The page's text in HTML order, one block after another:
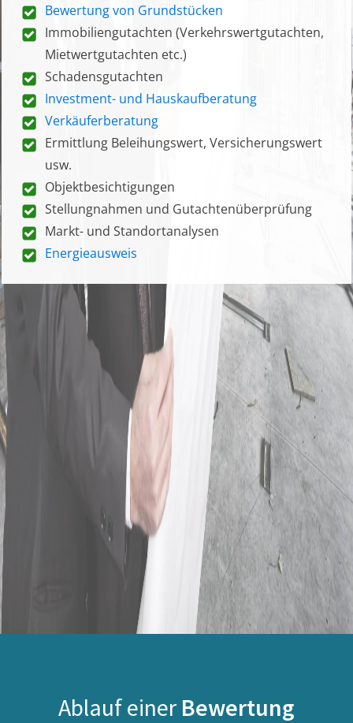
Bewertung von Grundstücken
Immobiliengutachten (Verkehrswertgutachten,
Mietwertgutachten etc.)
Schadensgutachten
Investment- und Hauskaufberatung
Verkäuferberatung
Ermittlung Beleihungswert, Versicherungswert
usw.
Objektbesichtigungen
Stellungnahmen und Gutachtenüberprüfung
Markt- und Standortanalysen
Energieausweis
Ablauf einer Bewertung